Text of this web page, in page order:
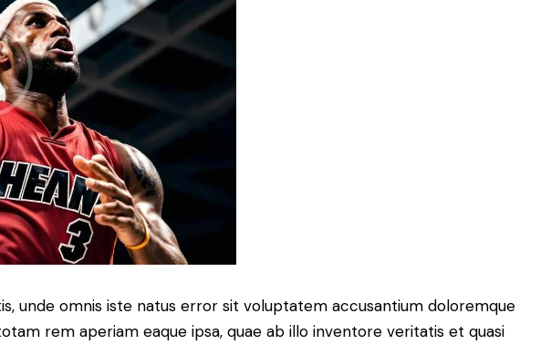
unde omnis iste natus error sit voluptatem accusantium doloremque
rem aperiam eaque ipsa, quae ab illo inventore veritatis et quasi